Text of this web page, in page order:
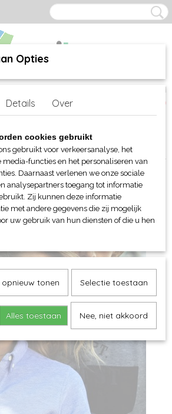
(0)
merk >James Harvest Sportswear
Portwillow
Opties
Details Over
cookies gebruikt
gebruikt voor verkeersanalyse, het
media-functies en het personaliseren van
Daarnaast verlenen we onze sociale
analysepartners toegang tot informatie
Zij kunnen deze informatie
met andere gegevens die zij mogelijk
uw gebruik van hun diensten of die u hen
opnieuw tonen Selectie toestaan
Alles toestaan Nee, niet akkoord